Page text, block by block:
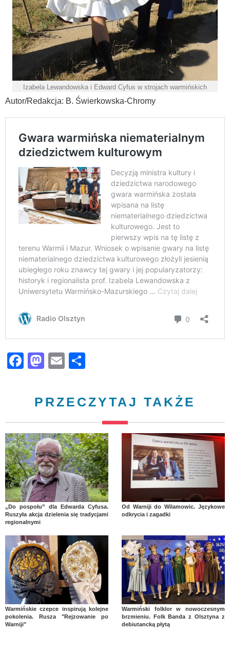
Izabela Lewandowska i Edward Cyfus w strojach warmińskich
Autor/Redakcja: B. Świerkowska-Chromy
Facebook
Mastodon
Email
PRZECZYTAJ TAKŻE
„Do pospołu” dla Edwarda Cyfusa.
Ruszyła akcja dzielenia się tradycjami
regionalnymi
Od Warniji do Wilamowic. Językowe
odkrycia i zagadki
Warmińskie czepce inspirują kolejne
pokolenia. Rusza "Rejzowanie po
Warniji"
Warmiński folklor w nowoczesnym
brzmieniu. Folk Banda z Olsztyna z
debiutancką płytą